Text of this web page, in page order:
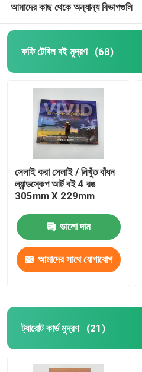
আমাদের কাছ থেকে অন্যান্য বিভাগগুলি
কফি টেবিল বই মুদ্রণ (68)
সেলাই করা সেলাই / নিখুঁত বাঁধন
ল্যান্ডস্কেপ আর্ট বই 4 রঙ
305mm X 229mm
ভালো দাম
আমাদের সাথে যোগাযোগ
ট্যারোট কার্ড মুদ্রণ (21)